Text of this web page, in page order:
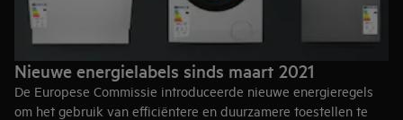
Nieuwe energielabels sinds maart 2021
De Europese Commissie introduceerde nieuwe energieregels
om het gebruik van efficiëntere en duurzamere toestellen te